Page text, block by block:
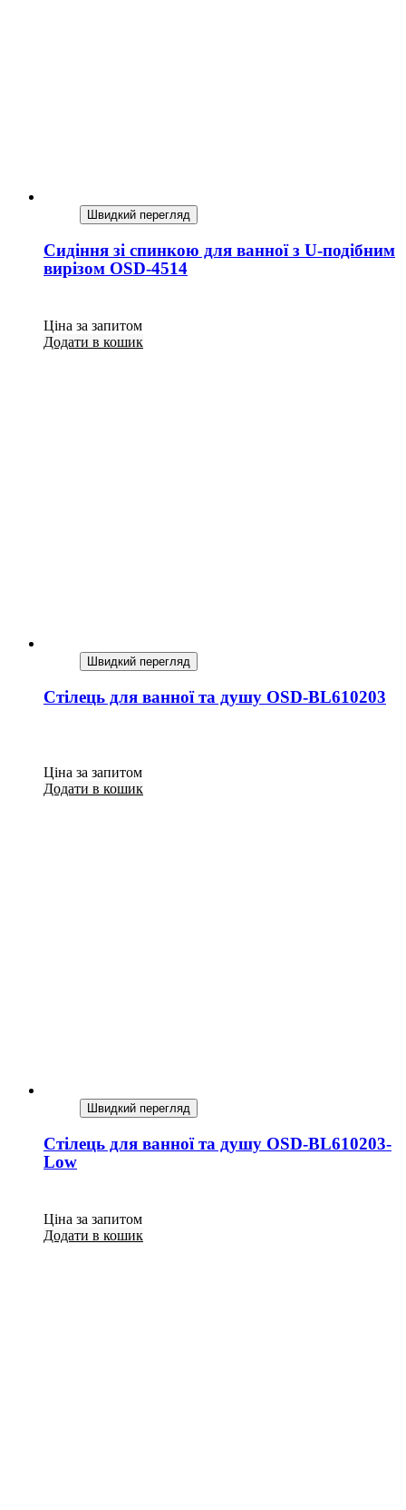
Швидкий перегляд
Сидіння зі спинкою для ванної з U-подібним
вирізом OSD-4514
Ціна за запитом
Додати в кошик
Швидкий перегляд
Стілець для ванної та душу OSD-BL610203
Ціна за запитом
Додати в кошик
Швидкий перегляд
Стілець для ванної та душу OSD-BL610203-
Low
Ціна за запитом
Додати в кошик